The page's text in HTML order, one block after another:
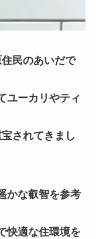
民のあいだで
ユーカリやティ
されてきまし
かな叡智を参考
快適な住環境を